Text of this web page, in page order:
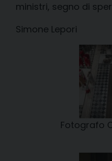
ministri, segno di
Simone Lepori
Fotografo